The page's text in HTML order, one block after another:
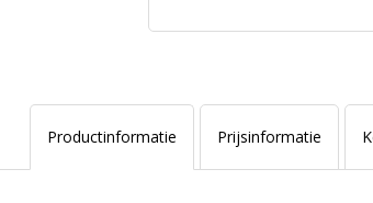
Productinformatie Prijsinformatie